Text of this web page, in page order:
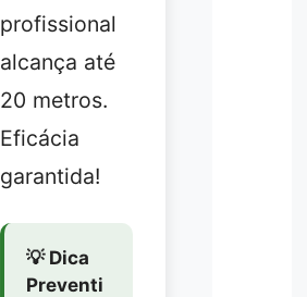
profissional
alcança até
20 metros.
Eficácia
garantida!
💡 Dica
Preventi